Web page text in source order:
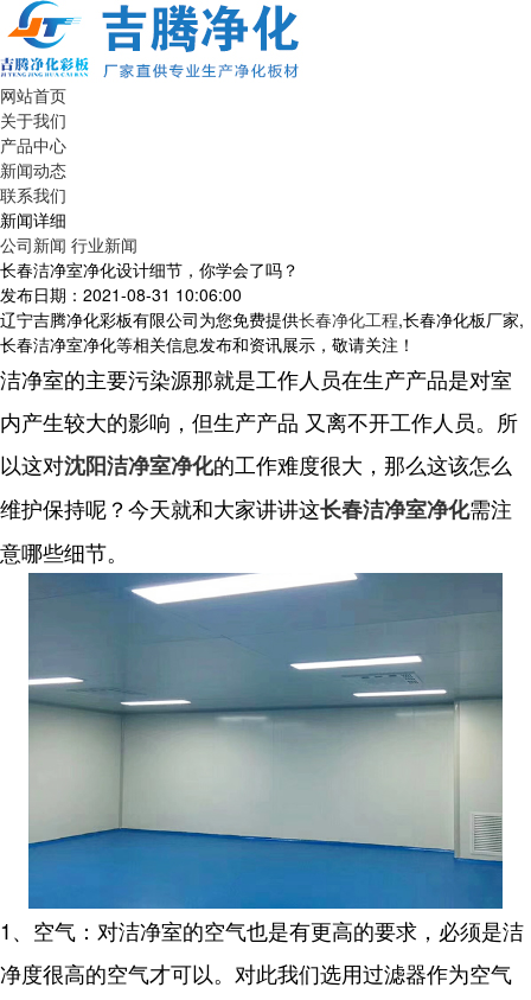
网站首页
关于我们
产品中心
新闻动态
联系我们
新闻详细
公司新闻 行业新闻
长春洁净室净化设计细节，你学会了吗？
发布日期：2021-08-31 10:06:00
辽宁吉腾净化彩板有限公司为您免费提供长春净化工程,长春净化板厂家,
长春洁净室净化等相关信息发布和资讯展示，敬请关注！
洁净室的主要污染源那就是工作人员在生产产品是对室
内产生较大的影响，但生产产品 又离不开工作人员。所
以这对沈阳洁净室净化的工作难度很大，那么这该怎么
维护保持呢？今天就和大家讲讲这长春洁净室净化需注
意哪些细节。
1、空气：对洁净室的空气也是有更高的要求，必须是洁
净度很高的空气才可以。对此我们选用过滤器作为空气